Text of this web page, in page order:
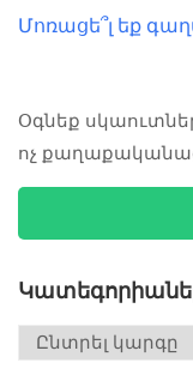
Մոռացե՞լ եք
Օգնեք
ոչ